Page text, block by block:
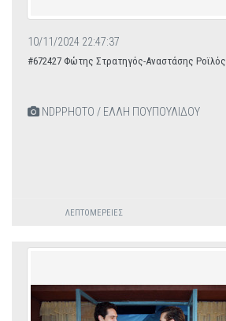
10/11/2024 22:47:37
#672427 Φώτης Στρατηγός-Αναστάσης Ροϊλός
NDPPHOTO / ΕΛΛΗ ΠΟΥΠΟΥΛΙΔΟΥ
ΛΕΠΤΟΜΈΡΕΙΕΣ